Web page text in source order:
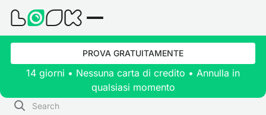
PROVA GRATUITAMENTE
14 giorni • Nessuna carta di credito • Annulla in
qualsiasi momento